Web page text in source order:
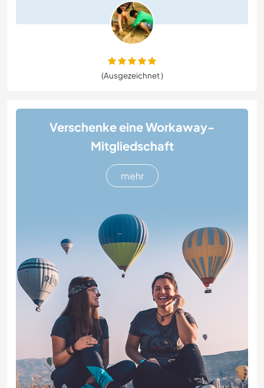
(Ausgezeichnet )
Verschenke eine Workaway-
Mitgliedschaft
mehr